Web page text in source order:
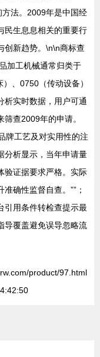
方法。2009年是中国经
民生息息相关的重要行
创新趋势。\n\n商标查
加工机械通常归类于
、0750（传动设备）
析实时数据，用户可通
查2009年的申请。
牌工艺及对实用性的注
分析显示，当年申请量
验证据要求严格。实际
确性监督自查。””；
引用条件转检查提示最
导覆盖避免误导忽略流
product/97.html